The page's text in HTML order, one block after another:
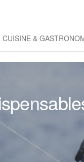
& Co
CUISINE &